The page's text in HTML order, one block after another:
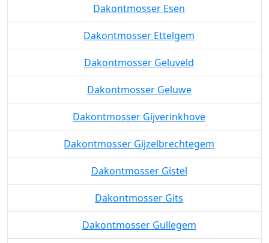
Dakontmosser Esen
Dakontmosser Ettelgem
Dakontmosser Geluveld
Dakontmosser Geluwe
Dakontmosser Gijverinkhove
Dakontmosser Gijzelbrechtegem
Dakontmosser Gistel
Dakontmosser Gits
Dakontmosser Gullegem